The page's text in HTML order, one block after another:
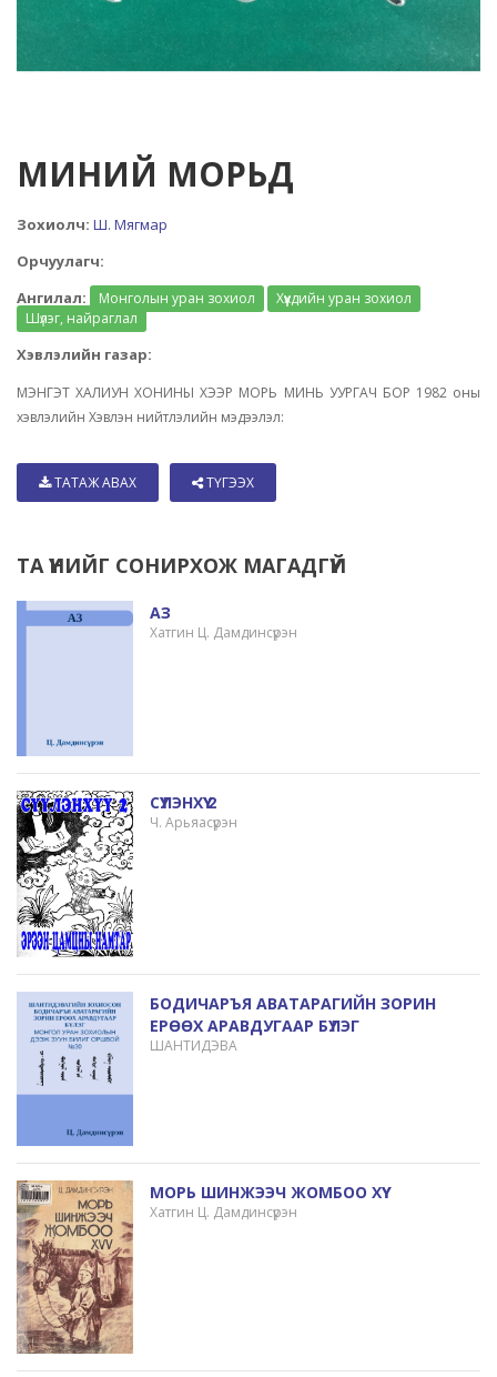
МИНИЙ МОРЬД
Зохиолч: Ш. Мягмар
Орчуулагч:
Ангилал:
Монголын уран зохиол
Хүүхдийн уран зохиол
Шүлэг, найраглал
Хэвлэлийн газар:
МЭНГЭТ ХАЛИУН ХОНИНЫ ХЭЭР МОРЬ МИНЬ УУРГАЧ БОР 1982 оны
хэвлэлийн Хэвлэн нийтлэлийн мэдээлэл:
ТАТАЖ АВАХ ТҮГЭЭХ
ТА ҮҮНИЙГ СОНИРХОЖ МАГАДГҮЙ
АЗ
Хатгин Ц. Дамдинсүрэн
СҮҮЛЭНХҮҮ 2
Ч. Арьяасүрэн
БОДИЧАРЪЯ АВАТАРАГИЙН ЗОРИН
ЕРӨӨХ АРАВДУГААР БҮЛЭГ
ШАНТИДЭВА
МОРЬ ШИНЖЭЭЧ ЖОМБОО ХҮҮ
Хатгин Ц. Дамдинсүрэн